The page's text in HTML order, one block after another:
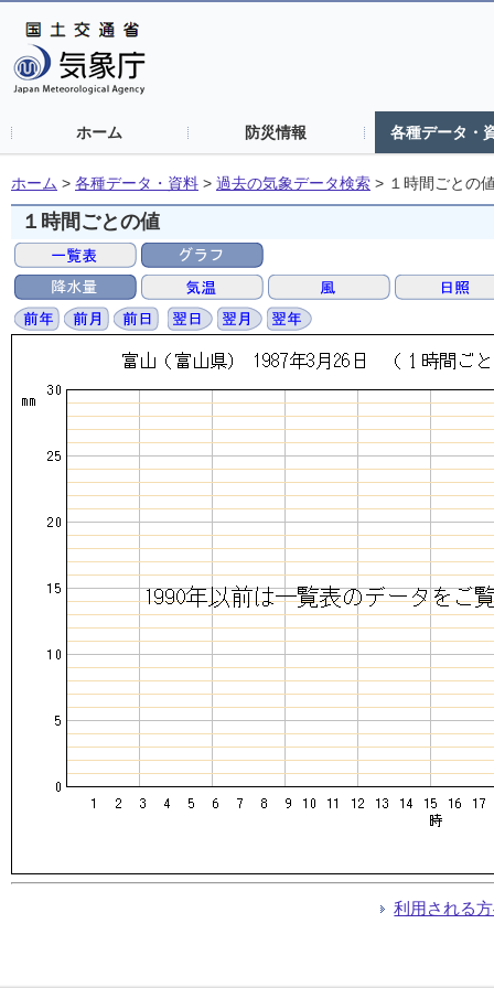
ホーム 防災情報 各種データ・
ホーム > 各種データ・資料 > 過去の気象データ検索 > １時間ごとの
１時間ごとの値
利用される